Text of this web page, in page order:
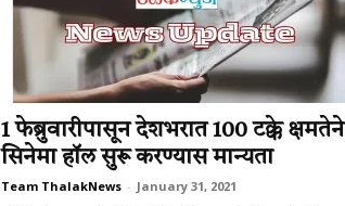
1 फेब्रुवारीपासून देशभरात 100 टक्के क्षमतेने
सिनेमा हॉल सुरू करण्यास मान्यता
Team ThalakNews - January 31, 2021